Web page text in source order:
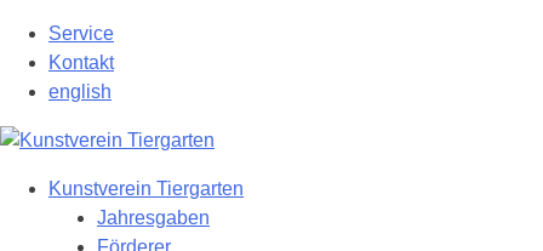
Hauptinhalt
springen
Service
Kontakt
english
Kunstverein Tiergarten
Jahresgaben
Förderer